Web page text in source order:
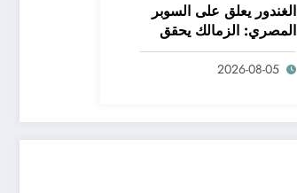
الغندور يعلق على السوبر
المصري: الزمالك يحقق
إنجازًا بالفوز – شاهد الآن
2026-08-05